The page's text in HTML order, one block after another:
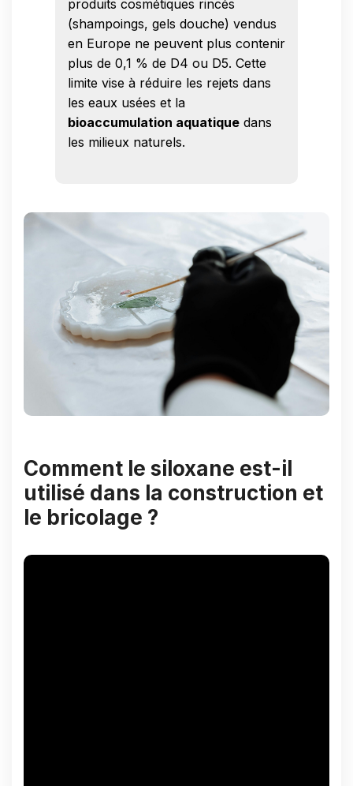
produits cosmétiques rincés
(shampoings, gels douche) vendus
en Europe ne peuvent plus contenir
plus de 0,1 % de D4 ou D5. Cette
limite vise à réduire les rejets dans
les eaux usées et la
bioaccumulation aquatique dans
les milieux naturels.
Comment le siloxane est-il
utilisé dans la construction et
le bricolage ?